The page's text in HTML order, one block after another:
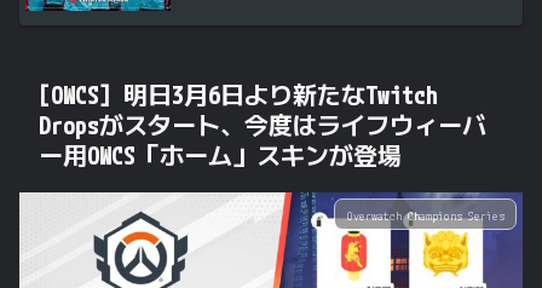
[OWCS] 明日3月6日より新たなTwitch
Dropsがスタート、今度はライフウィーバ
ー用OWCS「ホーム」スキンが登場
Overwatch Champions Series